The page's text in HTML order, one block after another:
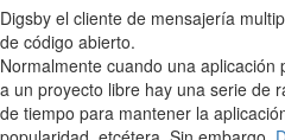
Digsby el cliente de mensajería
de código abierto.
Normalmente cuando una
a un proyecto libre hay una serie de
de tiempo para mantener la